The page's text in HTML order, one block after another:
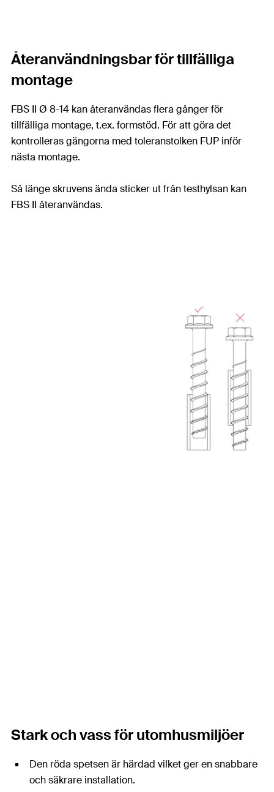
Återanvändningsbar för tillfälliga
montage
FBS II Ø 8-14 kan återanvändas flera gånger för
tillfälliga montage, t.ex. formstöd. För att göra det
kontrolleras gängorna med toleranstolken FUP inför
nästa montage.
Så länge skruvens ända sticker ut från testhylsan kan
FBS II återanvändas.
Stark och vass för utomhusmiljöer
Den röda spetsen är härdad vilket ger en snabbare
och säkrare installation.